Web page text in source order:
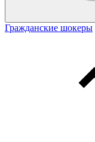
Гражданские шокеры